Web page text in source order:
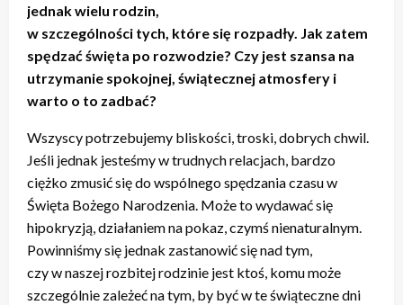
jednak wielu rodzin,
w szczególności tych, które się rozpadły. Jak zatem
spędzać święta po rozwodzie? Czy jest szansa na
utrzymanie spokojnej, świątecznej atmosfery i
warto o to zadbać?
Wszyscy potrzebujemy bliskości, troski, dobrych chwil.
Jeśli jednak jesteśmy w trudnych relacjach, bardzo
ciężko zmusić się do wspólnego spędzania czasu w
Święta Bożego Narodzenia. Może to wydawać się
hipokryzją, działaniem na pokaz, czymś nienaturalnym.
Powinniśmy się jednak zastanowić się nad tym,
czy w naszej rozbitej rodzinie jest ktoś, komu może
szczególnie zależeć na tym, by być w te świąteczne dni